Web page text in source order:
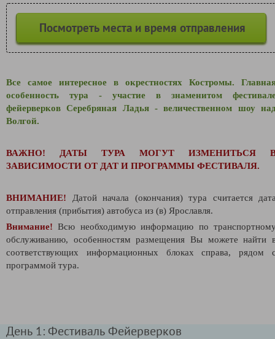
Посмотреть места и время отправления
Все самое интересное в окрестностях Костромы.
особенность тура - участие в знаменитом
фейерверков Серебряная Ладья - величественном шоу
Волгой.
ВАЖНО!
ДАТЫ ТУРА МОГУТ ИЗМЕНИТЬСЯ
ЗАВИСИМОСТИ ОТ ДАТ И ПРОГРАММЫ ФЕСТИВАЛЯ.
ВНИМАНИЕ! Датой начала (окончания) тура считается
отправления (прибытия) автобуса из (в) Ярославля.
Внимание! Всю необходимую информацию по
обслуживанию, особенностям размещения Вы можете найти
соответствующих информационных блоках справа, рядом
программой тура.
День 1: Фестиваль Фейерверков